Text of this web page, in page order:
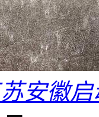
安徽